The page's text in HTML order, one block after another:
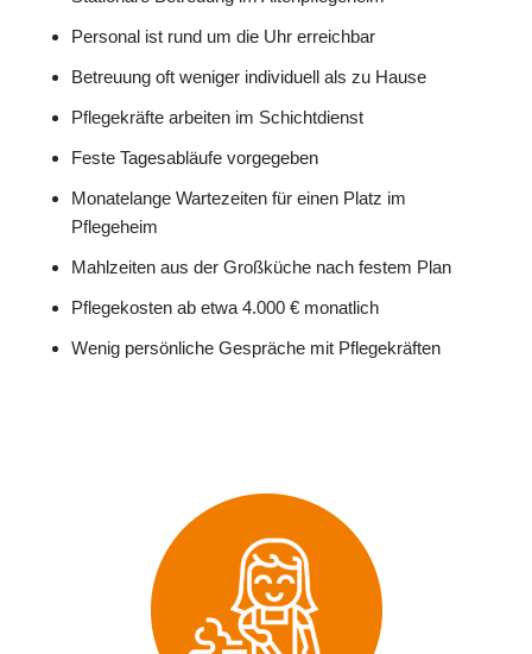
Personal ist rund um die Uhr erreichbar
Betreuung oft weniger individuell als zu Hause
Pflegekräfte arbeiten im Schichtdienst
Feste Tagesabläufe vorgegeben
Monatelange Wartezeiten für einen Platz im
Pflegeheim
Mahlzeiten aus der Großküche nach festem Plan
Pflegekosten ab etwa 4.000 € monatlich
Wenig persönliche Gespräche mit Pflegekräften